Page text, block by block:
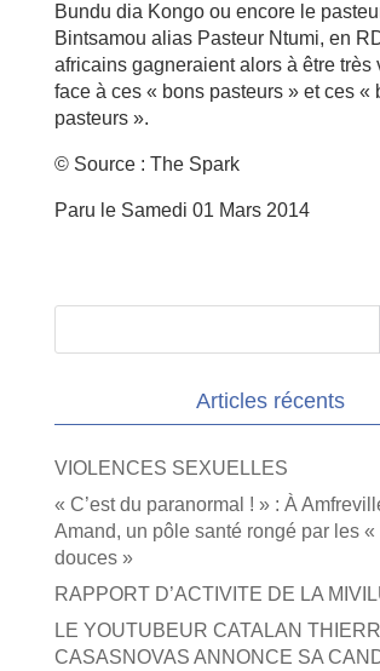
Bundu dia Kongo ou encore le
Bintsamou alias Pasteur Ntumi, en
africains gagneraient alors à être très
face à ces « bons pasteurs » et ces «
pasteurs ».
© Source : The Spark
Paru le Samedi 01 Mars 2014
Articles récents
VIOLENCES SEXUELLES
« C’est du paranormal ! » : À
Amand, un pôle santé rongé par les
douces »
RAPPORT D’ACTIVITE DE LA
LE YOUTUBEUR CATALAN
CASASNOVAS ANNONCE SA